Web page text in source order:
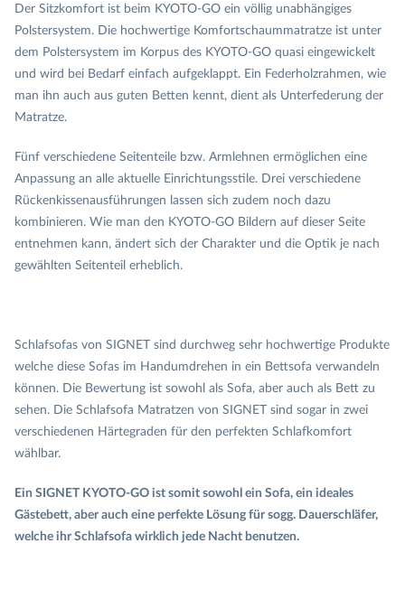
Der Sitzkomfort ist beim KYOTO-GO ein völlig unabhängiges
Polstersystem. Die hochwertige Komfortschaummatratze ist unter
dem Polstersystem im Korpus des KYOTO-GO quasi eingewickelt
und wird bei Bedarf einfach aufgeklappt. Ein Federholzrahmen, wie
man ihn auch aus guten Betten kennt, dient als Unterfederung der
Matratze.
Fünf verschiedene Seitenteile bzw. Armlehnen ermöglichen eine
Anpassung an alle aktuelle Einrichtungsstile. Drei verschiedene
Rückenkissenausführungen lassen sich zudem noch dazu
kombinieren. Wie man den KYOTO-GO Bildern auf dieser Seite
entnehmen kann, ändert sich der Charakter und die Optik je nach
gewählten Seitenteil erheblich.
Schlafsofas von SIGNET sind durchweg sehr hochwertige Produkte
welche diese Sofas im Handumdrehen in ein Bettsofa verwandeln
können. Die Bewertung ist sowohl als Sofa, aber auch als Bett zu
sehen. Die Schlafsofa Matratzen von SIGNET sind sogar in zwei
verschiedenen Härtegraden für den perfekten Schlafkomfort
wählbar.
Ein SIGNET KYOTO-GO ist somit sowohl ein Sofa, ein ideales
Gästebett, aber auch eine perfekte Lösung für sogg. Dauerschläfer,
welche ihr Schlafsofa wirklich jede Nacht benutzen.